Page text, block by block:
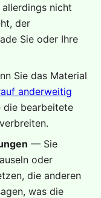
nicht
der
Sie oder Ihre
Sie das Material
anderweitig
die bearbeitete
— Sie
oder
die anderen
was die